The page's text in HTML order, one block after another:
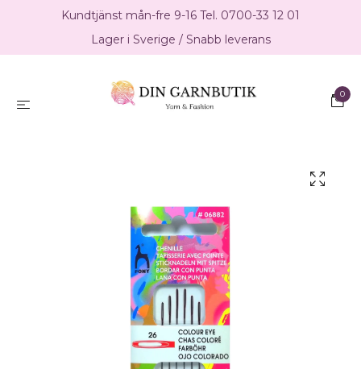
Kundtjänst mån-fre 9-16 Tel. 0700-33 12 01
Lager i Sverige / Snabb leverans
0